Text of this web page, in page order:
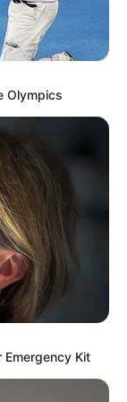
Olympics
Emergency Kit